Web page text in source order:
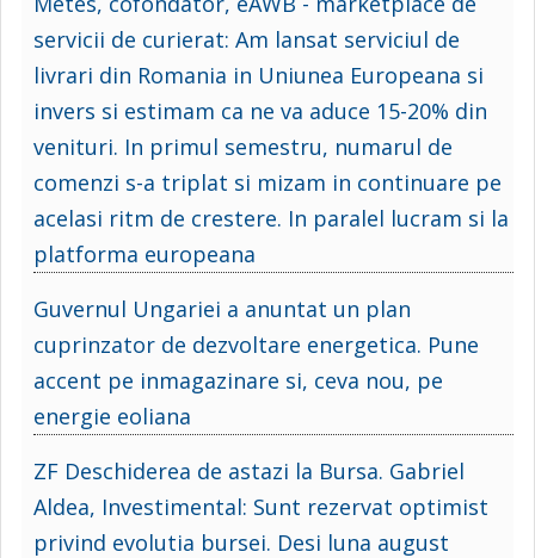
servicii de curierat: Am lansat serviciul de
livrari din Romania in Uniunea Europeana si
invers si estimam ca ne va aduce 15-20% din
venituri. In primul semestru, numarul de
comenzi s-a triplat si mizam in continuare pe
acelasi ritm de crestere. In paralel lucram si la
platforma europeana
Guvernul Ungariei a anuntat un plan
cuprinzator de dezvoltare energetica. Pune
accent pe inmagazinare si, ceva nou, pe
energie eoliana
ZF Deschiderea de astazi la Bursa. Gabriel
Aldea, Investimental: Sunt rezervat optimist
privind evolutia bursei. Desi luna august